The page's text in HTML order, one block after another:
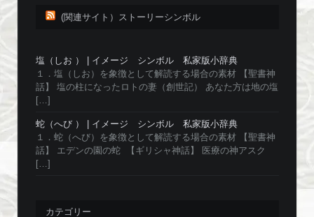
(関連サイト）ストーリーシンボル
塩（しお ） | イメージ シンボル 私家版小辞典
１．塩（しお）を象徴として解読する場合の素材 【聖書神
話】 塩の柱になったロトの妻（創世記） あなた方は地の塩
[…]
蛇（へび ） | イメージ シンボル 私家版小辞典
１．蛇（へび）を象徴として解読する場合の素材 【聖書神
話】 エデンの園の蛇 【ギリシャ神話】 医療の神アスク
[…]
カテゴリー